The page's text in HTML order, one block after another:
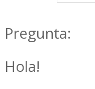
Pregunta:
Hola!